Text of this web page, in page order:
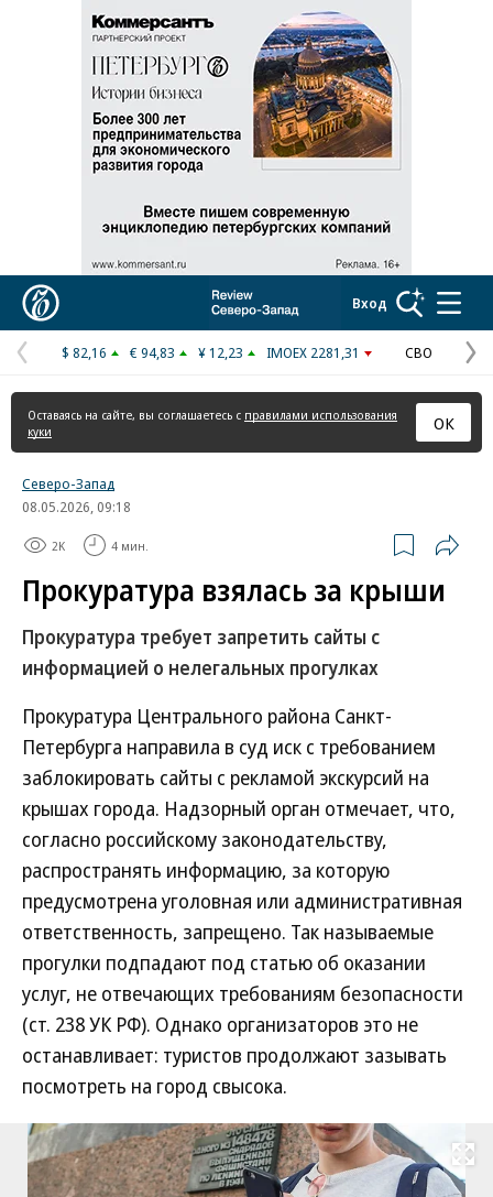
Реклама в «Ъ» www.kommersant.ru/ad
Вход
Предыдущая
страница
$ 82,16 € 94,83 ¥ 12,23 IMOEX 2281,31 СВО
Оставаясь на сайте, вы соглашаетесь с правилами использования
куки
ОК
Северо-Запад
08.05.2026, 09:18
2K 4 мин.
Прокуратура взялась за крыши
Прокуратура требует запретить сайты с
информацией о нелегальных прогулках
Прокуратура Центрального района Санкт-
Петербурга направила в суд иск с требованием
заблокировать сайты с рекламой экскурсий на
крышах города. Надзорный орган отмечает, что,
согласно российскому законодательству,
распространять информацию, за которую
предусмотрена уголовная или административная
ответственность, запрещено. Так называемые
прогулки подпадают под статью об оказании
услуг, не отвечающих требованиям безопасности
(ст. 238 УК РФ). Однако организаторов это не
останавливает: туристов продолжают зазывать
посмотреть на город свысока.
Развернуть